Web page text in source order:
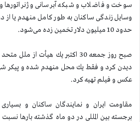
سوخت و فاضلاب و شبكه آبرسانی و
وسایل زندگی ساكنان به طور كامل منهدم یا
حدود 10 میلیون دلار تخمین زده می‌شود.
صبح روز جمعه 30 اكتبر یك هیأت
دیدن كرد و فقط یك محل منهدم شده و پیكر
عكس و فیلم تهیه كرد.
مقاومت ایران و نمایندگان ساكنان و بسیاری
برجسته بین المللی در دو ماه گذشته بارها